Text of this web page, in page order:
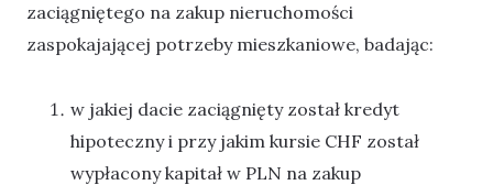
zaciągniętego na zakup nieruchomości
zaspokajającej potrzeby mieszkaniowe, badając:
w jakiej dacie zaciągnięty został kredyt
hipoteczny i przy jakim kursie CHF został
wypłacony kapitał w PLN na zakup